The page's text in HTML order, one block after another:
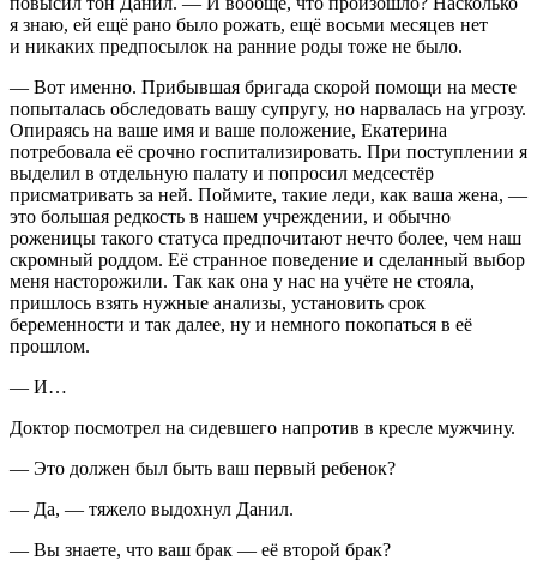
я знаю, ей ещё рано было рожать, ещё восьми месяцев нет
и никаких предпосылок на ранние роды тоже не было.
— Вот именно. Прибывшая бригада скорой помощи на месте
попыталась обследовать вашу супругу, но нарвалась на угрозу.
Опираясь на ваше имя и ваше положение, Екатерина
потребовала её срочно госпитализировать. При поступлении я
выделил в отдельную палату и попросил медсестёр
присматривать за ней. Поймите, такие леди, как ваша жена, —
это большая редкость в нашем учреждении, и обычно
роженицы такого статуса предпочитают нечто более, чем наш
скромный роддом. Её странное поведение и сделанный выбор
меня насторожили. Так как она у нас на учёте не стояла,
пришлось взять нужные анализы, установить срок
беременности и так далее, ну и немного покопаться в её
прошлом.
— И…
Доктор посмотрел на сидевшего напротив в кресле мужчину.
— Это должен был быть ваш первый ребенок?
— Да, — тяжело выдохнул Данил.
— Вы знаете, что ваш брак — её второй брак?